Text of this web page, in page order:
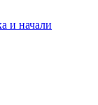
и начали